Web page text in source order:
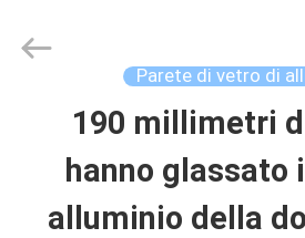
CASA
PRODOTTI
Hangzhou
Parete di vetro di
190 millimetri
hanno glassato
alluminio della